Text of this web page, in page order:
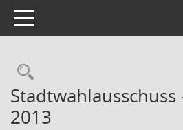
Toggle navigation
Rechercheauswahl
2013